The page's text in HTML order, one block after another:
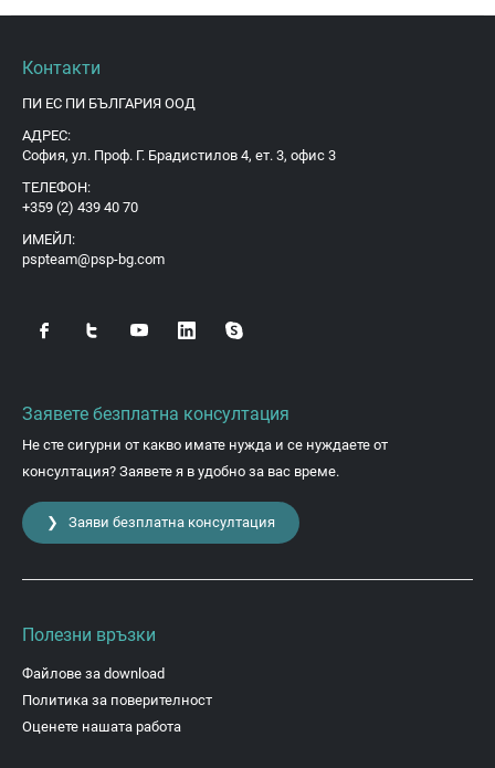
Контакти
ПИ ЕС ПИ БЪЛГАРИЯ ООД
АДРЕС:
София, ул. Проф. Г. Брадистилов 4, ет. 3, офис 3
ТЕЛЕФОН:
+359 (2) 439 40 70
ИМЕЙЛ:
pspteam@psp-bg.com
Заявете безплатна консултация
Не сте сигурни от какво имате нужда и се нуждаете от
консултация? Заявете я в удобно за вас време.
❯ Заяви безплатна консултация
Полезни връзки
Файлове за download
Политика за поверителност
Оценете нашата работа